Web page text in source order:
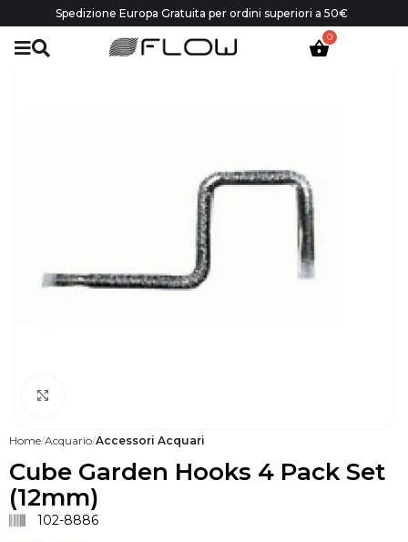
Spedizione Europa Gratuita per ordini superiori a 50€
Home Acquario Accessori Acquari
Cube Garden Hooks 4 Pack Set
(12mm)
102-8886